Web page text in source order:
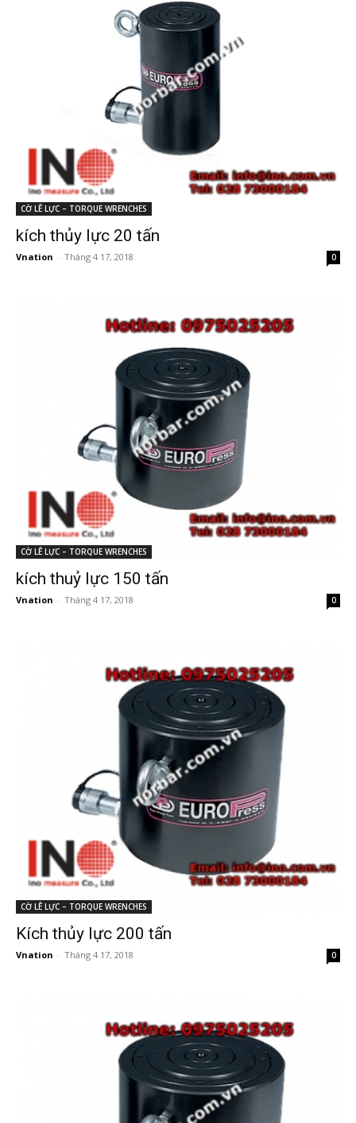
CỜ LÊ LỰC – TORQUE WRENCHES
kích thủy lực 20 tấn
Vnation - Tháng 4 17, 2018 0
CỜ LÊ LỰC – TORQUE WRENCHES
kích thuỷ lực 150 tấn
Vnation - Tháng 4 17, 2018 0
CỜ LÊ LỰC – TORQUE WRENCHES
Kích thủy lực 200 tấn
Vnation - Tháng 4 17, 2018 0